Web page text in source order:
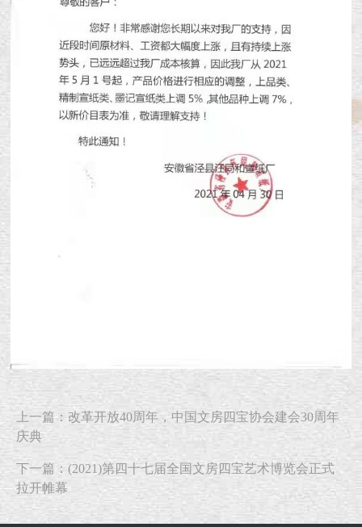
上一篇：改革开放40周年，中国文房四宝协会建会30周年
庆典
下一篇：(2021)第四十七届全国文房四宝艺术博览会正式
拉开帷幕